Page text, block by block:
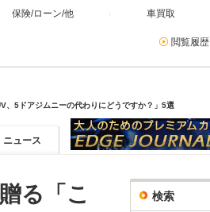
保険/ローン/他 車買取
閲覧履歴
、5ドアジムニーの代わりにどうですか？」5選
ニュース
る「こ
検索